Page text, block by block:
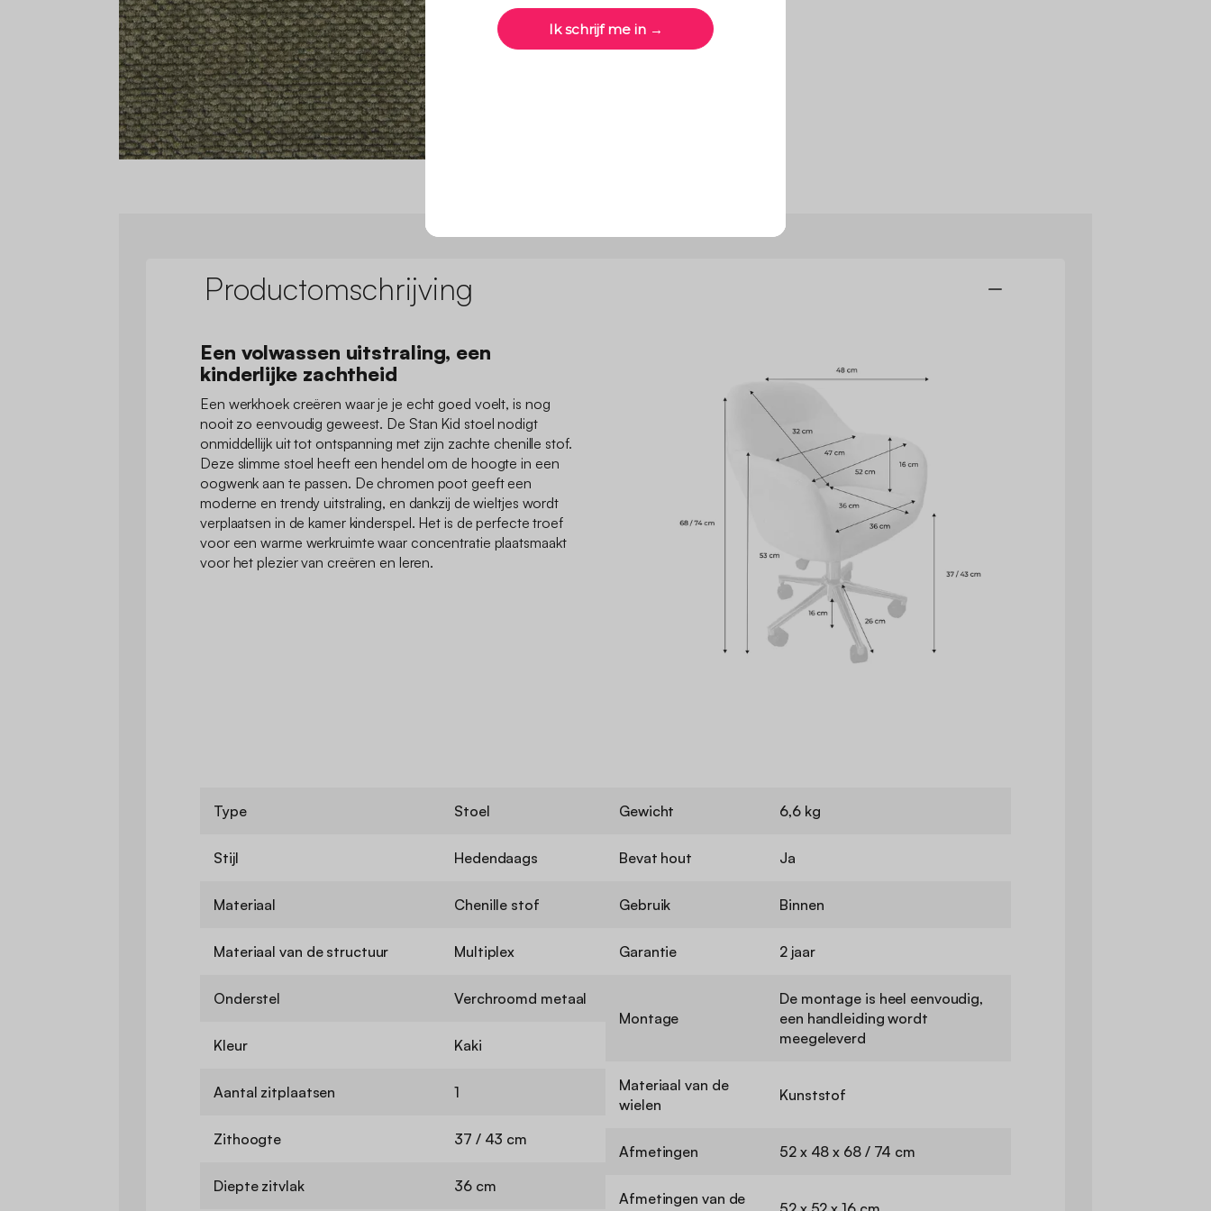
Productomschrijving
Een volwassen uitstraling, een
kinderlijke zachtheid
Een werkhoek creëren waar je je echt goed voelt, is nog
nooit zo eenvoudig geweest. De Stan Kid stoel nodigt
onmiddellijk uit tot ontspanning met zijn zachte chenille stof.
Deze slimme stoel heeft een hendel om de hoogte in een
oogwenk aan te passen. De chromen poot geeft een
moderne en trendy uitstraling, en dankzij de wieltjes wordt
verplaatsen in de kamer kinderspel. Het is de perfecte troef
voor een warme werkruimte waar concentratie plaatsmaakt
voor het plezier van creëren en leren.
Type Stoel
Stijl Hedendaags
Materiaal Chenille stof
Materiaal van de structuur Multiplex
Onderstel Verchroomd metaal
Kleur Kaki
Aantal zitplaatsen 1
Zithoogte 37 / 43 cm
Diepte zitvlak 36 cm
Gewicht 6,6 kg
Bevat hout Ja
Gebruik Binnen
Garantie 2 jaar
Montage
De montage is heel eenvoudig,
een handleiding wordt
meegeleverd
Materiaal van de
wielen
Kunststof
Afmetingen 52 x 48 x 68 / 74 cm
Afmetingen van de